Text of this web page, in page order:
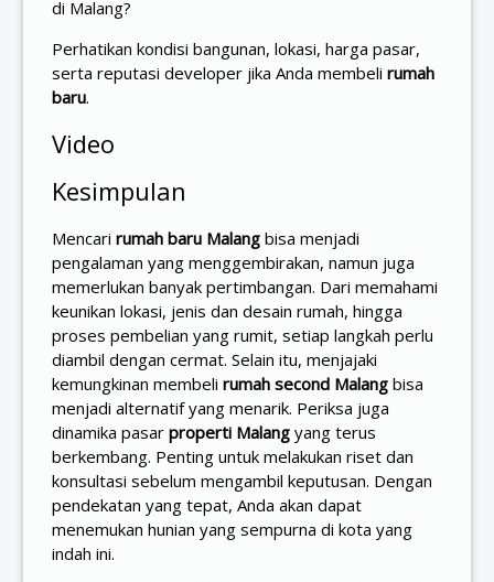
di Malang?
Perhatikan kondisi bangunan, lokasi, harga pasar,
serta reputasi developer jika Anda membeli rumah
baru.
Video
Kesimpulan
Mencari rumah baru Malang bisa menjadi
pengalaman yang menggembirakan, namun juga
memerlukan banyak pertimbangan. Dari memahami
keunikan lokasi, jenis dan desain rumah, hingga
proses pembelian yang rumit, setiap langkah perlu
diambil dengan cermat. Selain itu, menjajaki
kemungkinan membeli rumah second Malang bisa
menjadi alternatif yang menarik. Periksa juga
dinamika pasar properti Malang yang terus
berkembang. Penting untuk melakukan riset dan
konsultasi sebelum mengambil keputusan. Dengan
pendekatan yang tepat, Anda akan dapat
menemukan hunian yang sempurna di kota yang
indah ini.